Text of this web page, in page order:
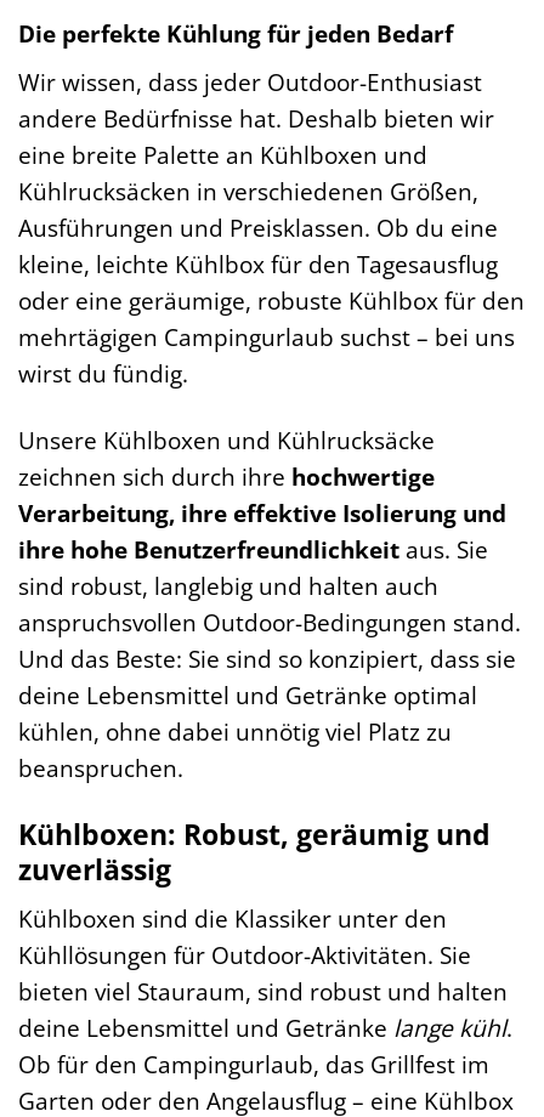
Die perfekte Kühlung für jeden Bedarf
Wir wissen, dass jeder Outdoor-Enthusiast
andere Bedürfnisse hat. Deshalb bieten wir
eine breite Palette an Kühlboxen und
Kühlrucksäcken in verschiedenen Größen,
Ausführungen und Preisklassen. Ob du eine
kleine, leichte Kühlbox für den Tagesausflug
oder eine geräumige, robuste Kühlbox für den
mehrtägigen Campingurlaub suchst – bei uns
wirst du fündig.
Unsere Kühlboxen und Kühlrucksäcke
zeichnen sich durch ihre hochwertige
Verarbeitung, ihre effektive Isolierung und
ihre hohe Benutzerfreundlichkeit aus. Sie
sind robust, langlebig und halten auch
anspruchsvollen Outdoor-Bedingungen stand.
Und das Beste: Sie sind so konzipiert, dass sie
deine Lebensmittel und Getränke optimal
kühlen, ohne dabei unnötig viel Platz zu
beanspruchen.
Kühlboxen: Robust, geräumig und
zuverlässig
Kühlboxen sind die Klassiker unter den
Kühllösungen für Outdoor-Aktivitäten. Sie
bieten viel Stauraum, sind robust und halten
deine Lebensmittel und Getränke lange kühl.
Ob für den Campingurlaub, das Grillfest im
Garten oder den Angelausflug – eine Kühlbox